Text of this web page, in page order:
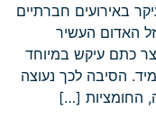
באירועים חברתיים
האדום העשיר
כתם עיקש במיוחד
הסיבה לכך נעוצה
החומציות […]